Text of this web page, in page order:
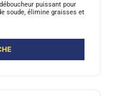
déboucheur puissant pour
soude, élimine graisses et